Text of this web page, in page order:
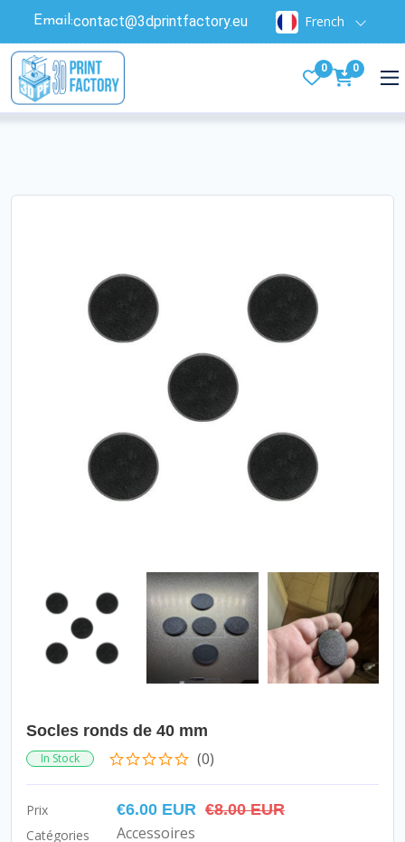
Email:contact@3dprintfactory.eu French
0 0
Socles ronds de 40 mm
In Stock (0)
Prix €6.00 EUR €8.00 EUR
Catégories Accessoires